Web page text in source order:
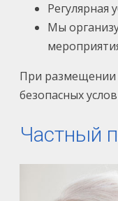
Мы
При размещении
безопасных
Частный